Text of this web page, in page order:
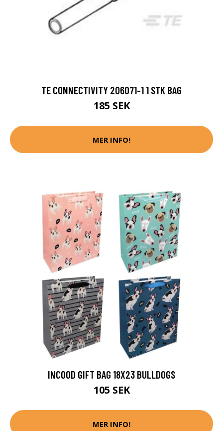
TE CONNECTIVITY 206071-1 1 STK BAG
185 SEK
MER INFO!
INCOOD GIFT BAG 18X23 BULLDOGS
105 SEK
MER INFO!